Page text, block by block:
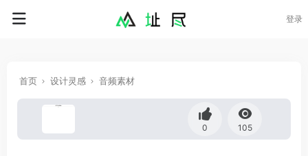
登录
首页 设计灵感 音频素材
0 105